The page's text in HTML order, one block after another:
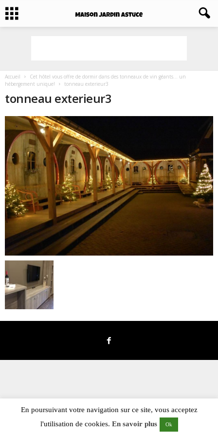
Accueil
Cet hôtel vous offre de dormir dans des tonneaux de vin géants… un
hébergement unique!
tonneau exterieur3
tonneau exterieur3
En poursuivant votre navigation sur ce site, vous acceptez
l'utilisation de cookies. En savoir plus Ok